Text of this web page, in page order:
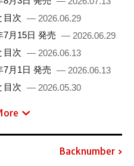
目次 — 2026.06.29
7月15日 発売 — 2026.06.29
目次 — 2026.06.13
7月1日 発売 — 2026.06.13
目次 — 2026.05.30
Backnumber